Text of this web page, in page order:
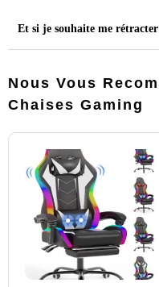
Et si je souhaite me
Nous Vous
Chaises Gaming